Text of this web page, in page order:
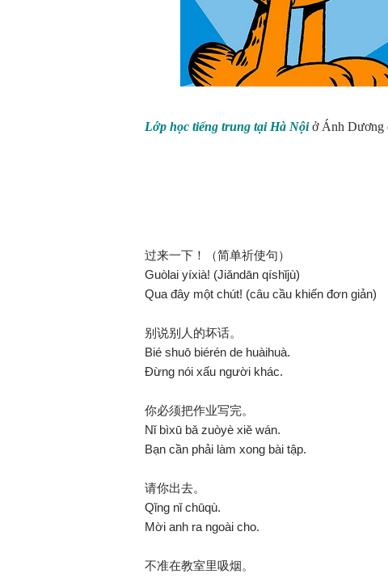
Lớp học tiếng trung tại Hà Nộiở Ánh Dương
过来一下！（简单祈使句）
Guòlai yíxià! (Jiǎndān qíshǐjù)
Qua đây một chút! (câu cầu khiến đơn giản)
别说别人的坏话。
Bié shuō biérén de huàihuà.
Đừng nói xấu người khác.
你必须把作业写完。
Nǐ bìxū bǎ zuòyè xiě wán.
Bạn cần phải làm xong bài tập.
请你出去。
Qǐng nǐ chūqù.
Mời anh ra ngoài cho.
不准在教室里吸烟。